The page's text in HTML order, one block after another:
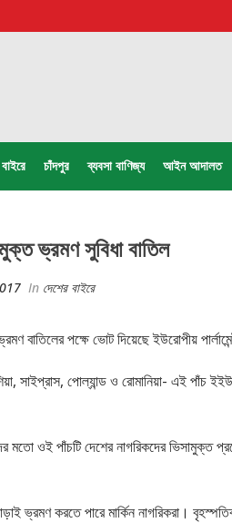
চাঁদপুর ব্যবসা বাণিজ্য আইন আদালত
ভ্রমণ সুবিধা বাতিল
In দেশের বাইরে
বাতিলের পক্ষে ভোট দিয়েছে ইউরোপীয়
সাইপ্রাস, পোল্যান্ড ও রোমানিয়া- এই পাঁচ
ওই পাঁচটি দেশের নাগরিকদের ভিসামুক্ত
ভ্রমণ করতে পারে মার্কিন নাগরিকরা।